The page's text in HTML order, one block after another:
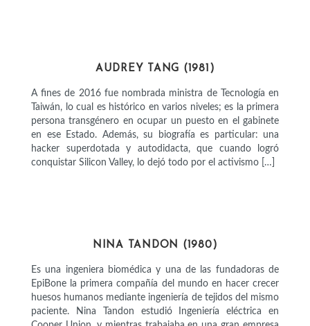
AUDREY TANG (1981)
A fines de 2016 fue nombrada ministra de Tecnología en
Taiwán, lo cual es histórico en varios niveles; es la primera
persona transgénero en ocupar un puesto en el gabinete
en ese Estado. Además, su biografía es particular: una
hacker superdotada y autodidacta, que cuando logró
conquistar Silicon Valley, lo dejó todo por el activismo […]
NINA TANDON (1980)
Es una ingeniera biomédica y una de las fundadoras de
EpiBone la primera compañía del mundo en hacer crecer
huesos humanos mediante ingeniería de tejidos del mismo
paciente. Nina Tandon estudió Ingeniería eléctrica en